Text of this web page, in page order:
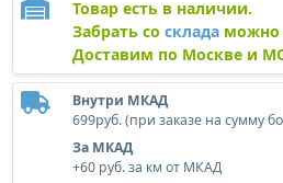
Товар есть в наличии.
Забрать со складаможно
Доставим по Москве и
Внутри МКАД
699руб. (при заказе на сумму
За МКАД
+60 руб. за км от МКАД